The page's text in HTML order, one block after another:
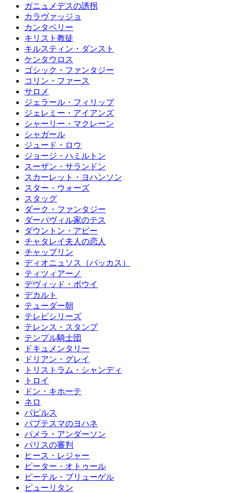
ガニュメデスの誘拐
カラヴァッジョ
カンタベリー
キリスト教徒
キルスティン・ダンスト
ケンタウロス
ゴシック・ファンタジー
コリン・ファース
サロメ
ジェラール・フィリップ
ジェレミー・アイアンズ
シャーリー・マクレーン
シャガール
ジュード・ロウ
ジョージ・ハミルトン
スーザン・サランドン
スカーレット・ヨハンソン
スター・ウォーズ
スタッグ
ダーク・ファンタジー
ダーバヴィル家のテス
ダウントン・アビー
チャタレイ夫人の恋人
チャップリン
ディオニュソス（バッカス）
ティツィアーノ
デヴィッド・ボウイ
デカルト
テューダー朝
テレビシリーズ
テレンス・スタンプ
テンプル騎士団
ドキュメンタリー
ドリアン・グレイ
トリストラム・シャンディ
トロイ
ドン・キホーテ
ネロ
パピルス
バプテスマのヨハネ
パメラ・アンダーソン
パリスの審判
ヒース・レジャー
ピーター・オトゥール
ピーテル・ブリューゲル
ピューリタン